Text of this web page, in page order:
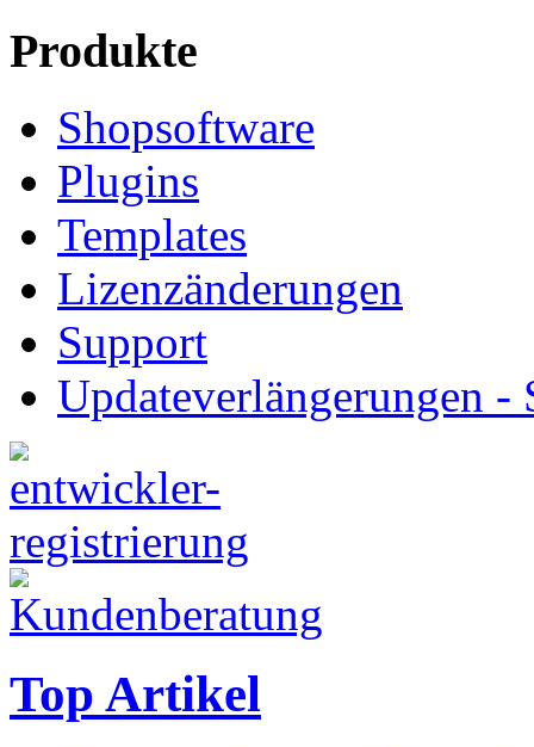
Produkte
Shopsoftware
Plugins
Templates
Lizenzänderungen
Support
Updateverlängerungen -
Top Artikel